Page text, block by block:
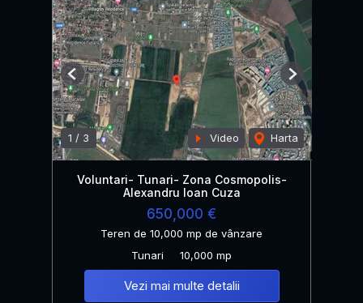
1 / 3 Video Harta
Previous Next
Voluntari- Tunari- Zona Cosmopolis-
Alexandru Ioan Cuza
650,000 €
Teren de 10,000 mp de vânzare
Tunari
10,000 mp
Vezi mai multe detalii